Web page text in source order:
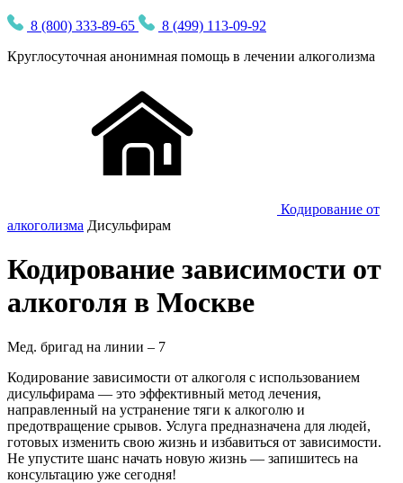
8 (800) 333-89-65
8 (499) 113-09-92
Круглосуточная анонимная помощь в лечении алкоголизма
Кодирование от
алкоголизма Дисульфирам
Кодирование зависимости от
алкоголя в Москве
Мед. бригад на линии – 7
Кодирование зависимости от алкоголя с использованием
дисульфирама — это эффективный метод лечения,
направленный на устранение тяги к алкоголю и
предотвращение срывов. Услуга предназначена для людей,
готовых изменить свою жизнь и избавиться от зависимости.
Не упустите шанс начать новую жизнь — запишитесь на
консультацию уже сегодня!